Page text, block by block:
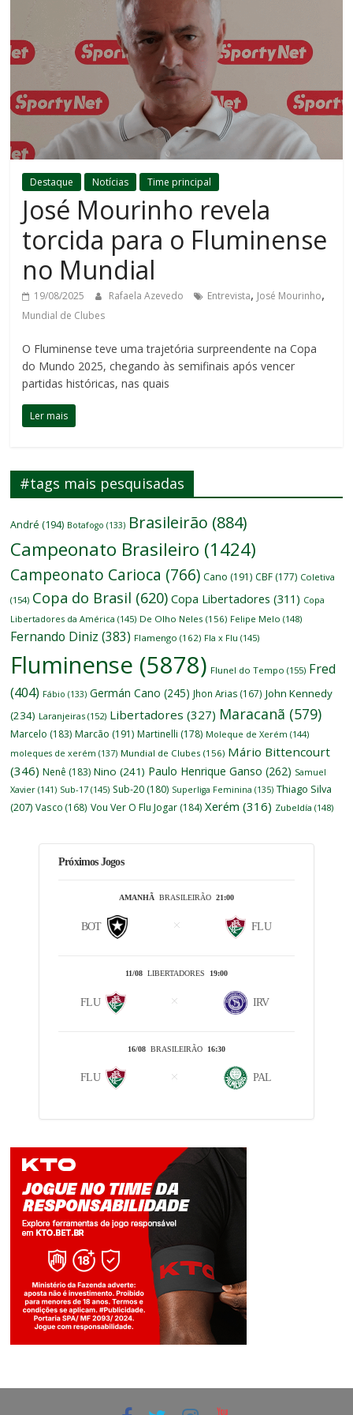
Destaque Notícias Time principal
José Mourinho revela
torcida para o Fluminense
no Mundial
19/08/2025 Rafaela Azevedo Entrevista, José Mourinho,
Mundial de Clubes
O Fluminense teve uma trajetória surpreendente na Copa
do Mundo 2025, chegando às semifinais após vencer
partidas históricas, nas quais
Ler mais
#tags mais pesquisadas
André (194) Botafogo (133) Brasileirão (884)
Campeonato Brasileiro (1424)
Campeonato Carioca (766) Cano (191) CBF (177) Coletiva
(154) Copa do Brasil (620) Copa Libertadores (311) Copa
Libertadores da América (145) De Olho Neles (156) Felipe Melo (148)
Fernando Diniz (383) Flamengo (162) Fla x Flu (145)
Fluminense (5878) Flunel do Tempo (155) Fred
(404) Fábio (133) Germán Cano (245) Jhon Arias (167) John Kennedy
(234) Laranjeiras (152) Libertadores (327) Maracanã (579)
Marcelo (183) Marcão (191) Martinelli (178) Moleque de Xerém (144)
moleques de xerém (137) Mundial de Clubes (156) Mário Bittencourt
(346) Nenê (183) Nino (241) Paulo Henrique Ganso (262) Samuel
Xavier (141) Sub-17 (145) Sub-20 (180) Superliga Feminina (135) Thiago Silva
(207) Vasco (168) Vou Ver O Flu Jogar (184) Xerém (316) Zubeldía (148)
Próximos Jogos
AMANHÃBRASILEIRÃO 21:00
BOT FLU
11/08LIBERTADORES 19:00
FLU IRV
16/08BRASILEIRÃO 16:30
FLU PAL